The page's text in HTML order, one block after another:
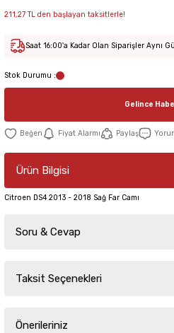
211,27 TL den başlayan taksitlerle!
Saat 16:00'a Kadar Olan Siparişler Aynı
Stok Durumu :
Gelince
Fiyat Alarmı Paylaş
Ürün Bilgisi
Citroen DS4 2013 - 2018 Sağ Far Camı
Soru & Cevap
Ürün hakkında henüz
Taksit Seçenekleri
Önerileriniz